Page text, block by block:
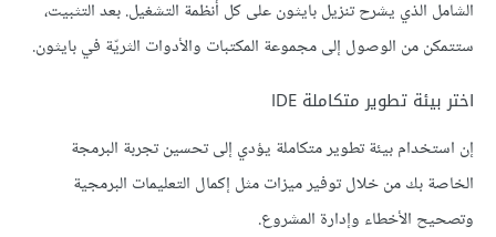
الشامل الذي يشرح تنزيل بايثون على كل أنظمة التشغيل. بعد التثبيت،
ستتمكن من الوصول إلى مجموعة المكتبات والأدوات الثريّة في بايثون.
اختر بيئة تطوير متكاملة IDE
إن استخدام بيئة تطوير متكاملة يؤدي إلى تحسين تجربة البرمجة
الخاصة بك من خلال توفير ميزات مثل إكمال التعليمات البرمجية
وتصحيح الأخطاء وإدارة المشروع.